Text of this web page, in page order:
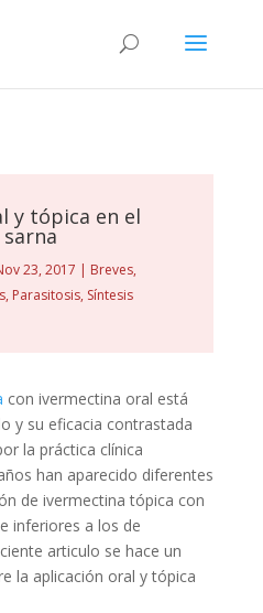
y tópica en el
23, 2017 | Breves,
, Parasitosis, Síntesis
con ivermectina oral está
y su eficacia contrastada
la práctica clínica
han aparecido diferentes
de ivermectina tópica con
inferiores a los de
articulo se hace un
la aplicación oral y tópica